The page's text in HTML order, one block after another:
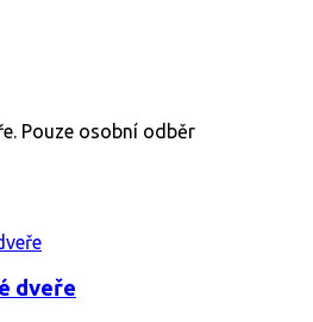
Pouze osobní odběr
dveře